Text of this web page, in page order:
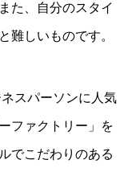
た、自分のスタイ
難しいものです。
スパーソンに人気
ファクトリー」を
でこだわりのある